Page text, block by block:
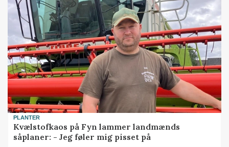
PLANTER
Kvælstofkaos på Fyn lammer landmænds
såplaner: - Jeg føler mig pisset på